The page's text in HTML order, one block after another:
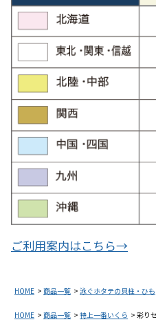
ご利用案内はこちら→
HOME 商品一覧 泳ぐホタテの貝柱・ひも
HOME 商品一覧 特上一番いくら 彩り